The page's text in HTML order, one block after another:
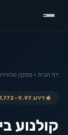
דף הבית › מתקין
דירוג 9.97 · 1,772 ביקורות מאומתות · מידרג
קולנוע